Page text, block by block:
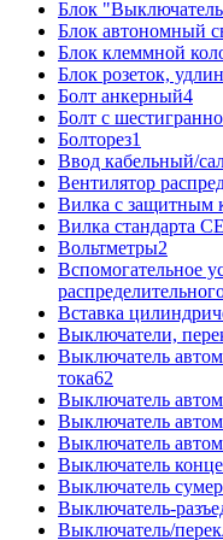
Блок
Блок автономный
Блок клеммной
Блок розеток,
Болт анкерный4
Болт с
Болторез1
Ввод кабельный/
Вентилятор
Вилка с защитным
Вилка стандарта
Вольтметры2
Вспомогательное
Вставка
Выключатели,
Выключатель
тока62
Выключатель
Выключатель
Выключатель
Выключатель
Выключатель
Выключатель-
Выключатель/